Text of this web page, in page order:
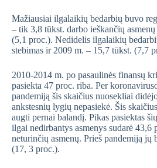
Mažiausiai ilgalaikių bedarbių buvo
– tik 3,8 tūkst. darbo ieškančių asmenų
(5,1 proc.). Nedidelis ilgalaikių
stebimas ir 2009 m. – 15,7 tūkst. (7,7
2010-2014 m. po pasaulinės finansų
pasiekta 47 proc. riba. Per
pandemiją šis skaičius nuosekliai
ankstesnių lygių nepasiekė. Šis
augti pernai balandį. Pikas pasiektas
ilgai nedirbantys asmenys sudarė 43,6
neturinčių asmenų. Prieš pandemiją jų
(17, 3 proc.).